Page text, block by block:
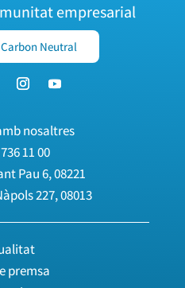
empresarial
Carbon Neutral
nosaltres
11 00
Pau 6, 08221
227, 08013
premsa